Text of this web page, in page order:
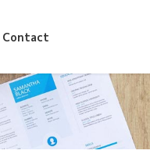
Contact